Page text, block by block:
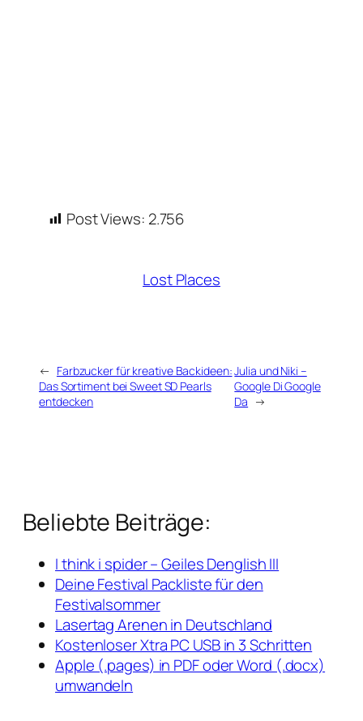
Post Views: 2.756
Lost Places
← Farbzucker für kreative Backideen:
Das Sortiment bei Sweet SD Pearls
entdecken
Julia und Niki –
Google Di Google
Da →
Beliebte Beiträge:
I think i spider – Geiles Denglish III
Deine Festival Packliste für den
Festivalsommer
Lasertag Arenen in Deutschland
Kostenloser Xtra PC USB in 3 Schritten
Apple (.pages) in PDF oder Word (.docx)
umwandeln